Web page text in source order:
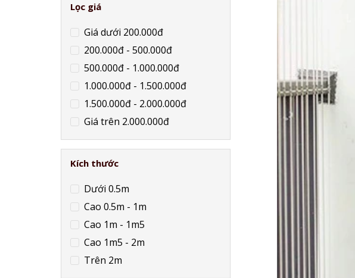
Lọc giá
Giá dưới 200.000đ
200.000đ - 500.000đ
500.000đ - 1.000.000đ
1.000.000đ - 1.500.000đ
1.500.000đ - 2.000.000đ
Giá trên 2.000.000đ
Kích thước
Dưới 0.5m
Cao 0.5m - 1m
Cao 1m - 1m5
Cao 1m5 - 2m
Trên 2m